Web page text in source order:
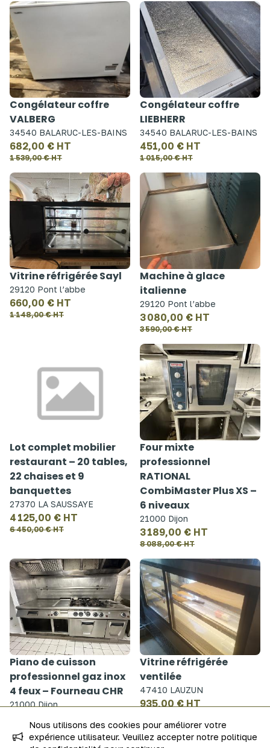
Congélateur coffre
VALBERG
34540 BALARUC-LES-BAINS
682,00 € HT
1 539,00 € HT
Congélateur coffre
LIEBHERR
34540 BALARUC-LES-BAINS
451,00 € HT
1 015,00 € HT
Vitrine réfrigérée Sayl
29120 Pont l’abbe
660,00 € HT
1 148,00 € HT
Machine à glace
italienne
29120 Pont l’abbe
3 080,00 € HT
3 590,00 € HT
Lot complet mobilier
restaurant – 20 tables,
22 chaises et 9
banquettes
27370 LA SAUSSAYE
4 125,00 € HT
6 450,00 € HT
Four mixte
professionnel
RATIONAL
CombiMaster Plus XS –
6 niveaux
21000 Dijon
3 189,00 € HT
8 088,00 € HT
Piano de cuisson
professionnel gaz inox
4 feux – Fourneau CHR
21000 Dijon
8 432,00 € HT
Vitrine réfrigérée
ventilée
47410 LAUZUN
935,00 € HT
Nous utilisons des cookies pour améliorer votre
expérience utilisateur. Veuillez accepter notre politique